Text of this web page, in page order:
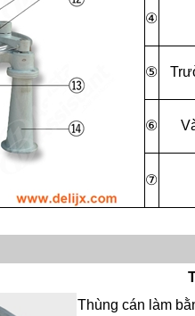
④
⑤
⑥
⑦
Thùng cán làm